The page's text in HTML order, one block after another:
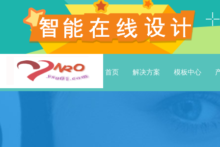
首页 解决方案 模板中心